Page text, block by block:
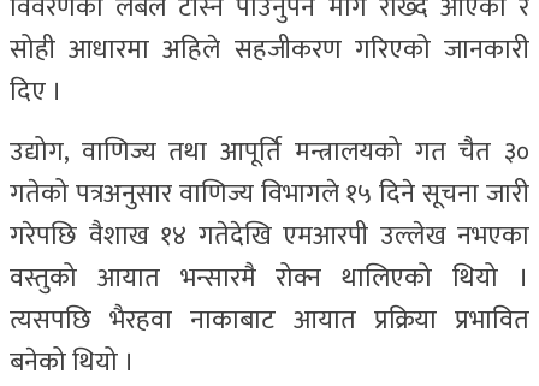
सोही आधारमा अहिले सहजीकरण गरिएको जानकारी
दिए ।
उद्योग, वाणिज्य तथा आपूर्ति मन्त्रालयको गत चैत ३०
गतेको पत्रअनुसार वाणिज्य विभागले १५ दिने सूचना जारी
गरेपछि वैशाख १४ गतेदेखि एमआरपी उल्लेख नभएका
वस्तुको आयात भन्सारमै रोक्न थालिएको थियो ।
त्यसपछि भैरहवा नाकाबाट आयात प्रक्रिया प्रभावित
बनेको थियो ।